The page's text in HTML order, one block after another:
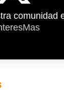
comunidad